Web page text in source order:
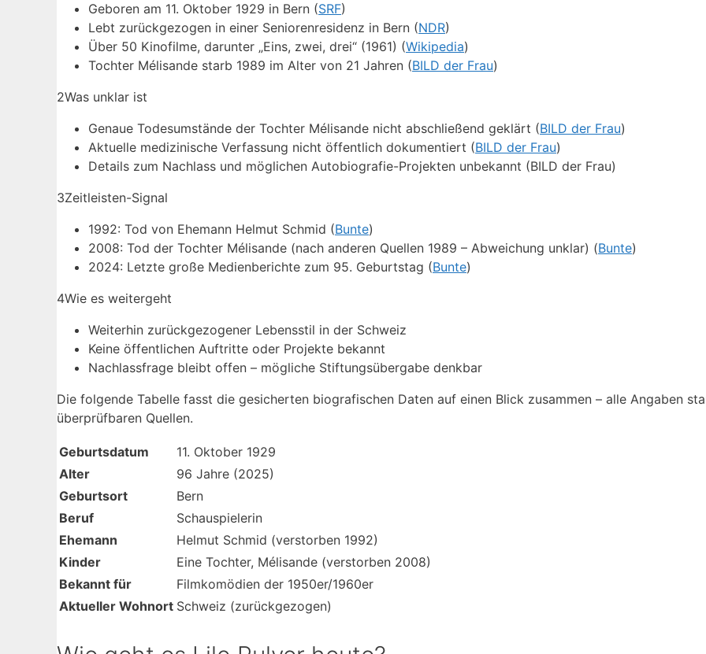
Geboren am 11. Oktober 1929 in Bern (SRF)
Lebt zurückgezogen in einer Seniorenresidenz in Bern (NDR)
Über 50 Kinofilme, darunter „Eins, zwei, drei“ (1961) (Wikipedia)
Tochter Mélisande starb 1989 im Alter von 21 Jahren (BILD der Frau)
2Was unklar ist
Genaue Todesumstände der Tochter Mélisande nicht abschließend geklärt (BILD der Frau)
Aktuelle medizinische Verfassung nicht öffentlich dokumentiert (BILD der Frau)
Details zum Nachlass und möglichen Autobiografie-Projekten unbekannt (BILD der Frau)
3Zeitleisten-Signal
1992: Tod von Ehemann Helmut Schmid (Bunte)
2008: Tod der Tochter Mélisande (nach anderen Quellen 1989 – Abweichung unklar) (Bunte)
2024: Letzte große Medienberichte zum 95. Geburtstag (Bunte)
4Wie es weitergeht
Weiterhin zurückgezogener Lebensstil in der Schweiz
Keine öffentlichen Auftritte oder Projekte bekannt
Nachlassfrage bleibt offen – mögliche Stiftungsübergabe denkbar
Die folgende Tabelle fasst die gesicherten biografischen Daten auf einen Blick zusammen – alle Angaben
überprüfbaren Quellen.
Geburtsdatum
11. Oktober 1929
Alter
96 Jahre (2025)
Geburtsort
Bern
Beruf
Schauspielerin
Ehemann
Helmut Schmid (verstorben 1992)
Kinder
Eine Tochter, Mélisande (verstorben 2008)
Bekannt für
Filmkomödien der 1950er/1960er
Aktueller Wohnort Schweiz (zurückgezogen)